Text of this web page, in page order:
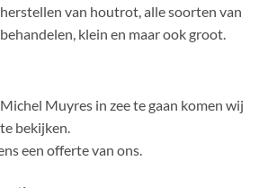
van houtrot, alle soorten van
klein en maar ook groot.
Muyres in zee te gaan komen wij
bekijken.
een offerte van ons.